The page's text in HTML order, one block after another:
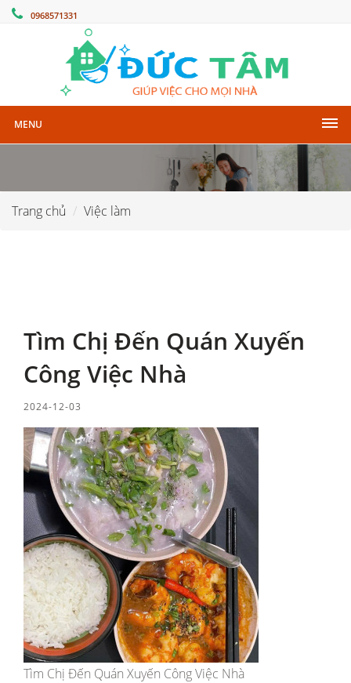
0968571331
MENU
Trang chủ Việc làm
Tìm Chị Đến Quán Xuyến
Công Việc Nhà
2024-12-03
Tìm Chị Đến Quán Xuyến Công Việc Nhà